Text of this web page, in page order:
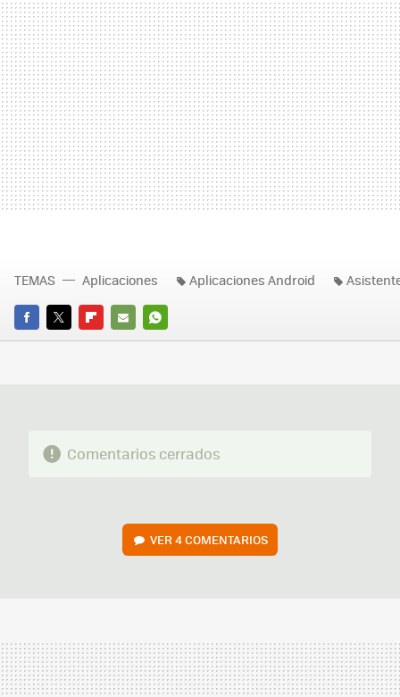
FACEBOOK
TWITTERFLIPBOARD
E-
WHATSAPP
TEMAS Aplicaciones Aplicaciones Android
Comentarios cerrados
VER4 COMENTARIOS